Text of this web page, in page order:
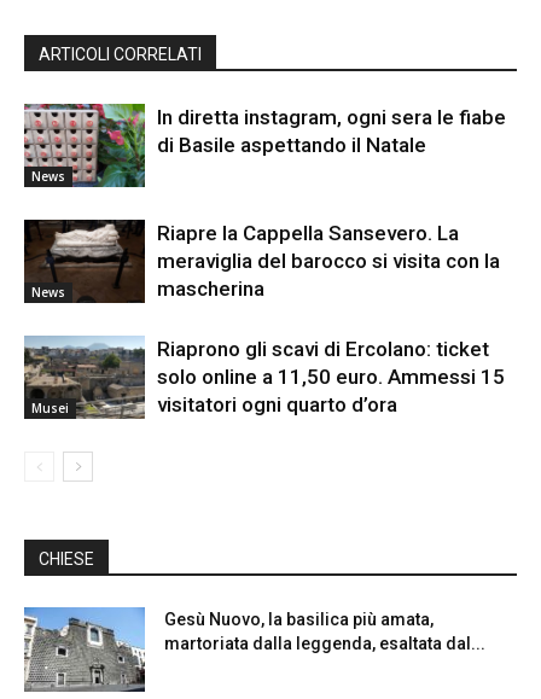
ARTICOLI CORRELATI
News
In diretta instagram, ogni sera le fiabe
di Basile aspettando il Natale
News
Riapre la Cappella Sansevero. La
meraviglia del barocco si visita con la
mascherina
Musei
Riaprono gli scavi di Ercolano: ticket
solo online a 11,50 euro. Ammessi 15
visitatori ogni quarto d’ora
CHIESE
Gesù Nuovo, la basilica più amata,
martoriata dalla leggenda, esaltata dal...